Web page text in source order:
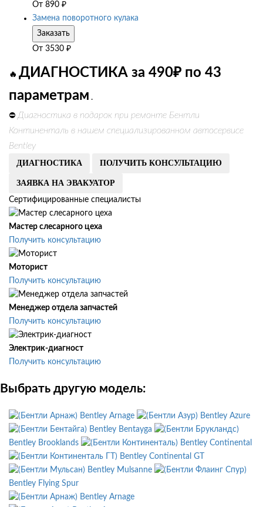
От 890 ₽
Замена поворотного кулака
Заказать
От 3530 ₽
🔥 ДИАГНОСТИКА за 490₽ по 43
параметрам .
⛔ Диагностика в подарок при ремонте Бентли
Континенталь в нашем специализированном автосервисе
Bentley
ДИАГНОСТИКА ПОЛУЧИТЬ КОНСУЛЬТАЦИЮ
ЗАЯВКА НА ЭВАКУАТОР
Сертифицированные специалисты
Мастер слесарного цеха
Получить консультацию
Моторист
Получить консультацию
Менеджер отдела запчастей
Получить консультацию
Электрик-диагност
Получить консультацию
Выбрать другую модель:
Bentley Arnage
Bentley Azure
Bentley Bentayga
Bentley Brooklands
Bentley Continental
Bentley Continental GT
Bentley Mulsanne
Bentley Flying Spur
Bentley Arnage